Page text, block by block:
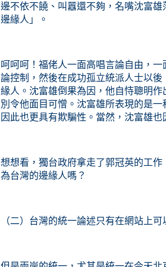
邊不依不饒、叫囂還不夠，名嘴沈富雄
邊緣人」。
呵呵呵！福佬人一面高唱言論自由，一
論控制，然後在成功孤立統派人士以
緣人。沈富雄倒果為因，他自恃聰明
別令他面目可憎。沈富雄所表現的是
因此也更具有欺騙性。當然，沈富雄
想想看， 獨台政府拿走了郭冠英的工
為台灣的邊緣人嗎？
（二）台灣的統一論述只有在網站上可